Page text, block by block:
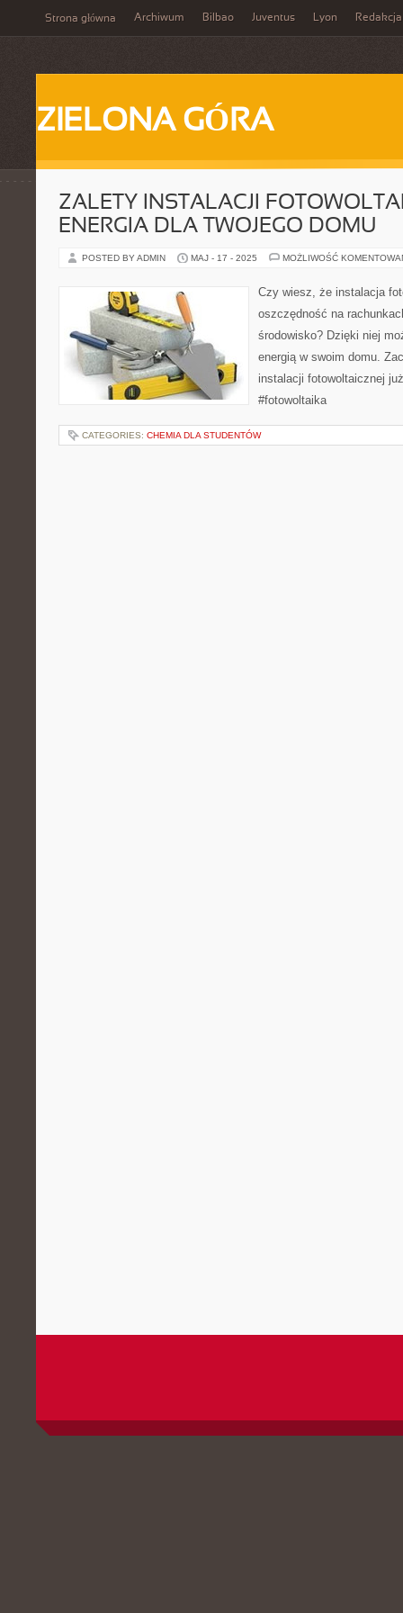
Strona główna Archiwum Bilbao Juventus Lyon Redakcja
ZIELONA GÓRA
ZALETY INSTALACJI
ENERGIA DLA TWOJEGO DOMU
POSTED BY ADMIN MAJ - 17 - 2025 MOŻLIWOŚĆ
Czy wiesz, że instalacja
oszczędność na
środowisko? Dzięki niej
energią w swoim domu.
instalacji fotowoltaicznej
#fotowoltaika
CATEGORIES: CHEMIA DLA STUDENTÓW